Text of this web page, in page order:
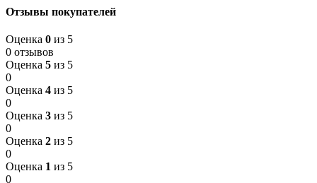
Отзывы покупателей
Оценка 0 из 5
0 отзывов
Оценка 5 из 5
0
Оценка 4 из 5
0
Оценка 3 из 5
0
Оценка 2 из 5
0
Оценка 1 из 5
0